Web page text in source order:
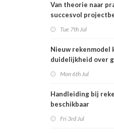
Van theorie naar
succesvol
Tue 7th Jul
Nieuw rekenmodel
duidelijkheid over
Mon 6th Jul
Handleiding bij
beschikbaar
Fri 3rd Jul